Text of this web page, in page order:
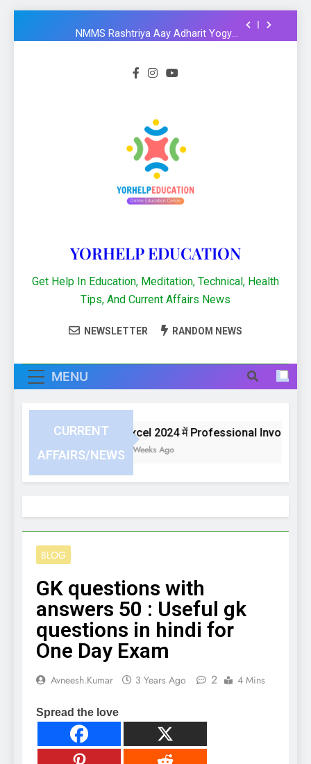
chhatravratti Pariksha 2025-26: Know
get CCC certificate in 2024
Financial Functions in Excel 2021: Excel
Formula और Functions in Hindi
NMMS Rashtriya Aay Adharit Yogyta
chhatravratti Pariksha 2025-26: Know
important steps to apply
CCC Course: Know All important details to
get CCC certificate in 2024
YORHELP EDUCATION
Get Help In Education, Meditation, Technical, Health
Tips, And Current Affairs News
NEWSLETTER RANDOM NEWS
MENU
CURRENT
AFFAIRS/NEWS
Excel 2024 में Professional Invoice या
4 Weeks Ago
BLOG
GK questions with
answers 50 : Useful gk
questions in hindi for
One Day Exam
Avneesh.kumar 3 Years Ago 2 4 Mins
Spread the love